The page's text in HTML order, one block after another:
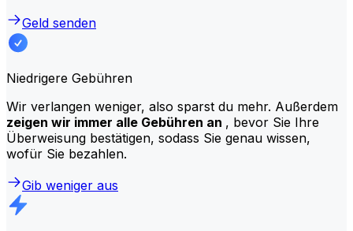
Geld senden
Niedrigere Gebühren
Wir verlangen weniger, also sparst du mehr. Außerdem
zeigen wir immer alle Gebühren an , bevor Sie Ihre
Überweisung bestätigen, sodass Sie genau wissen,
wofür Sie bezahlen.
Gib weniger aus